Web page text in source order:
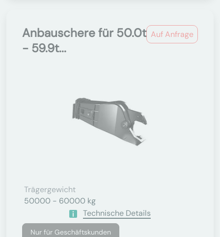
Auf Anfrage
Anbauschere für 50.0t
- 59.9t...
Trägergewicht
50000 - 60000 kg
Technische Details
Nur für Geschäftskunden